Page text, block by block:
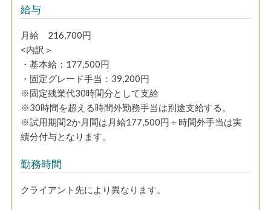
給与
月給 216,700円
<内訳＞
・基本給：177,500円
・固定グレード手当：39,200円
※固定残業代30時間分として支給
※30時間を超える時間外勤務手当は別途支給する。
※試用期間2か月間は月給177,500円＋時間外手当は実
績分付与となります。
勤務時間
クライアント先により異なります。